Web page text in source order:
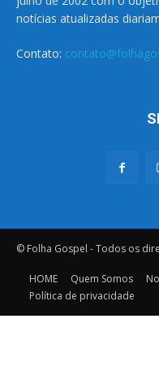
notícias atualizadas
Contato:
© Folha Gospel - Todos os
HOME Quem Somos
Política de privacidade